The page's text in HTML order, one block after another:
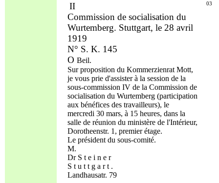
II
Commission de socialisation du
Wurtemberg. Stuttgart, le 28 avril
1919
N° S. K. 145
O Beil.
Sur proposition du Kommerzienrat Mott,
je vous prie d'assister à la session de la
sous-commission IV de la Commission de
socialisation du Wurtemberg (participation
aux bénéfices des travailleurs), le
mercredi 30 mars, à 15 heures, dans la
salle de réunion du ministère de l'Intérieur,
Dorotheenstr. 1, premier étage.
Le président du sous-comité.
M.
Dr S t e i n e r
S t u t t g a r t .
Landhausatr. 79
03